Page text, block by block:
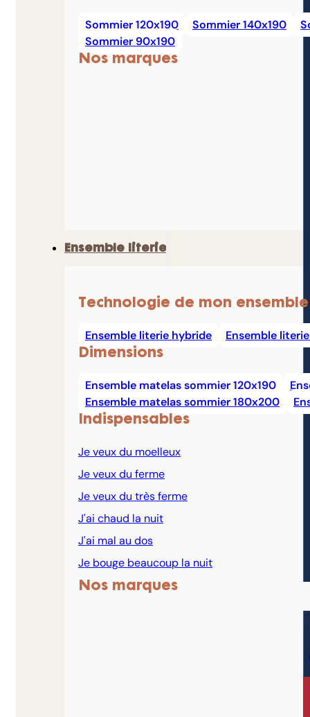
Sommier 120x190 Sommier 140x190
Sommier 90x190
Nos marques
Ensemble literie
Technologie de mon ensemble
Ensemble literie hybride Ensemble
Dimensions
Ensemble matelas sommier 120x190
Ensemble matelas sommier 180x200
Indispensables
Je veux du moelleux
Je veux du ferme
Je veux du très ferme
J'ai chaud la nuit
J'ai mal au dos
Je bouge beaucoup la nuit
Nos marques